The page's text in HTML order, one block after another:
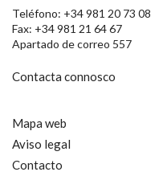
Teléfono: +34 981 20 73 08
Fax: +34 981 21 64 67
Apartado de correo 557
Contacta connosco
Mapa web
Aviso legal
Contacto